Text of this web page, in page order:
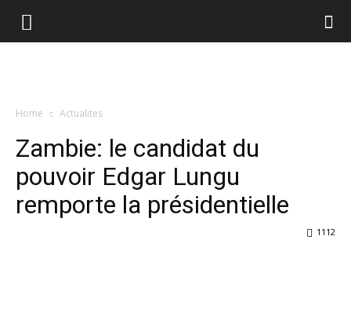
Home Actualites
Zambie: le candidat du
pouvoir Edgar Lungu
remporte la présidentielle
1112